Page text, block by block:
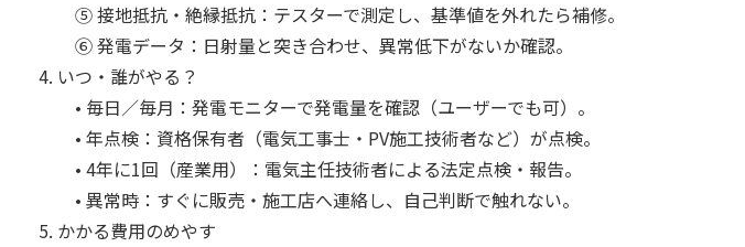
⑤ 接地抵抗・絶縁抵抗：テスターで測定し、基準値を外れたら補修。
⑥ 発電データ：日射量と突き合わせ、異常低下がないか確認。
いつ・誰がやる？
• 毎日／毎月：発電モニターで発電量を確認（ユーザーでも可）。
• 年点検：資格保有者（電気工事士・PV施工技術者など）が点検。
• 4年に1回（産業用）：電気主任技術者による法定点検・報告。
• 異常時：すぐに販売・施工店へ連絡し、自己判断で触れない。
かかる費用のめやす